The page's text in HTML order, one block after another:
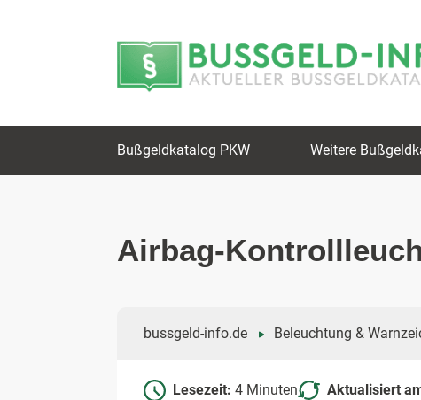
Bußgeldkatalog PKW Weitere
Airbag-
bussgeld-info.de Beleuchtung &
Lesezeit: 4 Minuten Aktualisiert